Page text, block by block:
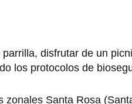
disfrutar de un
los protocolos de
Santa Rosa